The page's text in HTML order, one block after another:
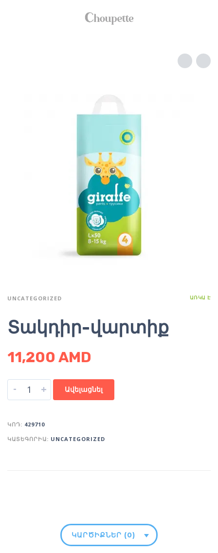
UNCATEGORIZED ԱՌԿԱ Է
Տակդիր-վարտիք
11,200 AMD
- + Ավելացնել
ԿՈԴ: 429710
ԿԱՏԵԳՈՐԻԱ: UNCATEGORIZED
ԿԱՐԾԻՔՆԵՐ (0)